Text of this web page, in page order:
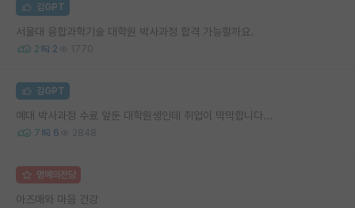
김GPT
서울대 융합과학기술 대학원 박사과정 합격 가능할까요.
2 2 1770
김GPT
예대 박사과정 수료 앞둔 대학원생인데 취업이 막막합니다...
7 6 2848
명예의전당
아즈매와 마음 건강